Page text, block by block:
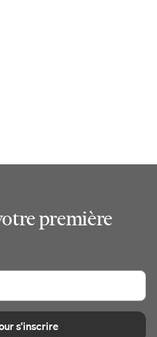
première
s'inscrire